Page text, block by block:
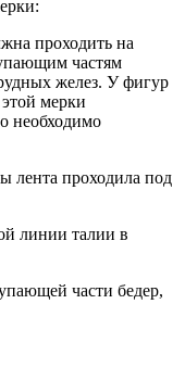
проходить на
частям
желез. У фигур
мерки
необходимо
лента проходила под
линии талии в
части бедер,